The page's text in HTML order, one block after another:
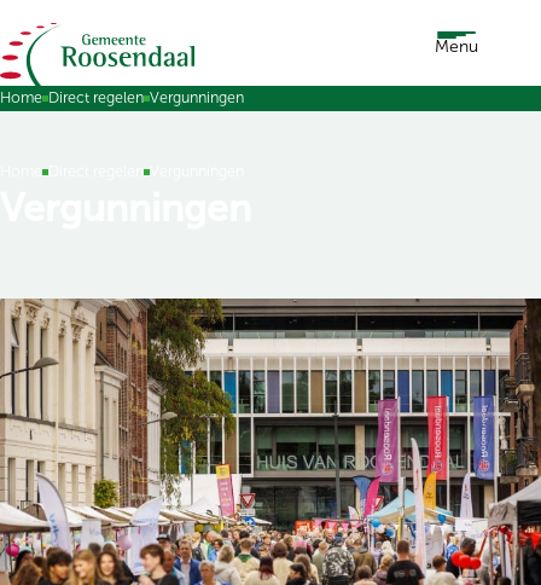
Ga naar de inhoud Menu
Home Direct regelen Vergunningen